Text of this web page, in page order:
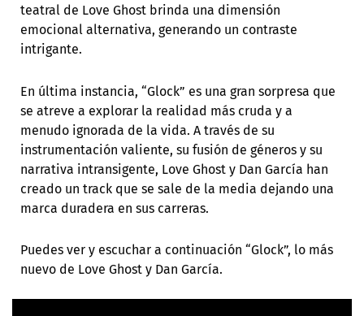
teatral de Love Ghost brinda una dimensión
emocional alternativa, generando un contraste
intrigante.
En última instancia, “Glock” es una gran sorpresa que
se atreve a explorar la realidad más cruda y a
menudo ignorada de la vida. A través de su
instrumentación valiente, su fusión de géneros y su
narrativa intransigente, Love Ghost y Dan García han
creado un track que se sale de la media dejando una
marca duradera en sus carreras.
Puedes ver y escuchar a continuación “Glock”, lo más
nuevo de Love Ghost y Dan García.